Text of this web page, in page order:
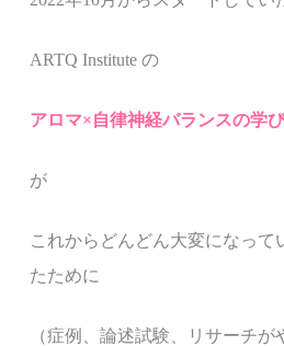
ARTQ Institute の
アロマ×自律神経バランスの学
が
これからどんどん大変になって
たために
（症例、論述試験、リサーチが